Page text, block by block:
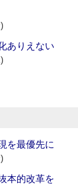
ありえない
を最優先に
本的改革を